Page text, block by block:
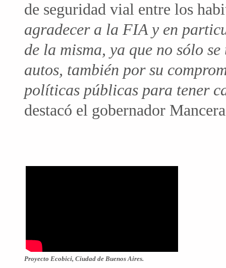
de seguridad vial entre los
agradecer a la FIA y en
de la misma, ya que no sólo
autos, también por su
políticas públicas para tener
destacó el gobernador
Proyecto Ecobici, Ciudad de Buenos Aires.